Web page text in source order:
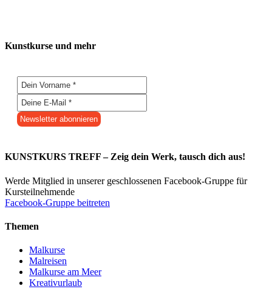
Kunstkurse und mehr
KUNSTKURS TREFF – Zeig dein Werk, tausch dich aus!
Werde Mitglied in unserer geschlossenen Facebook-Gruppe für
Kursteilnehmende
Facebook-Gruppe beitreten
Themen
Malkurse
Malreisen
Malkurse am Meer
Kreativurlaub